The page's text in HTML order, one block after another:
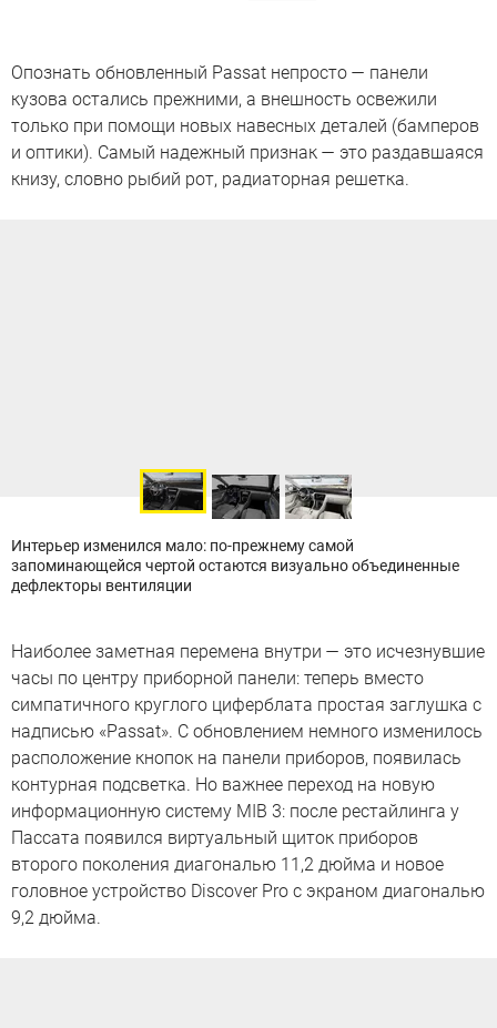
Опознать обновленный Passat непросто — панели
кузова остались прежними, а внешность освежили
только при помощи новых навесных деталей (бамперов
и оптики). Самый надежный признак — это раздавшаяся
книзу, словно рыбий рот, радиаторная решетка.
Интерьер изменился мало: по-прежнему самой
запоминающейся чертой остаются визуально объединенные
дефлекторы вентиляции
Наиболее заметная перемена внутри — это исчезнувшие
часы по центру приборной панели: теперь вместо
симпатичного круглого циферблата простая заглушка с
надписью «Passat». С обновлением немного изменилось
расположение кнопок на панели приборов, появилась
контурная подсветка. Но важнее переход на новую
информационную систему MIB 3: после рестайлинга у
Пассата появился виртуальный щиток приборов
второго поколения диагональю 11,2 дюйма и новое
головное устройство Discover Pro с экраном диагональю
9,2 дюйма.